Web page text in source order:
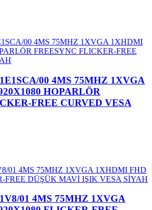
00 4MS 75MHZ 1XVGA
HOPARLÖR
FREE CURVED VESA
01 4MS 75MHZ 1XVGA